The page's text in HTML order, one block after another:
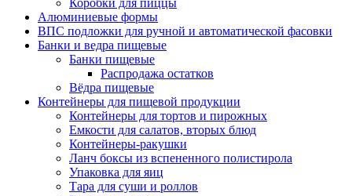
Коробки для пиццы
Алюминиевые формы
ВПС подложки для ручной и автоматической фасовки
Банки и ведра пищевые
Банки пищевые
Распродажа остатков
Вёдра пищевые
Контейнеры для пищевой продукции
Контейнеры для тортов и пирожных
Емкости для салатов, вторых блюд
Контейнеры-ракушки
Ланч боксы из вспененного полистирола
Упаковка для яиц
Тара для суши и роллов